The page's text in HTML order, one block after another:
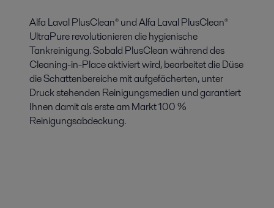
Alfa Laval PlusClean® und Alfa Laval PlusClean®
UltraPure revolutionieren die hygienische
Tankreinigung. Sobald PlusClean während des
Cleaning-in-Place aktiviert wird, bearbeitet die Düse
die Schattenbereiche mit aufgefächerten, unter
Druck stehenden Reinigungsmedien und garantiert
Ihnen damit als erste am Markt 100 %
Reinigungsabdeckung.